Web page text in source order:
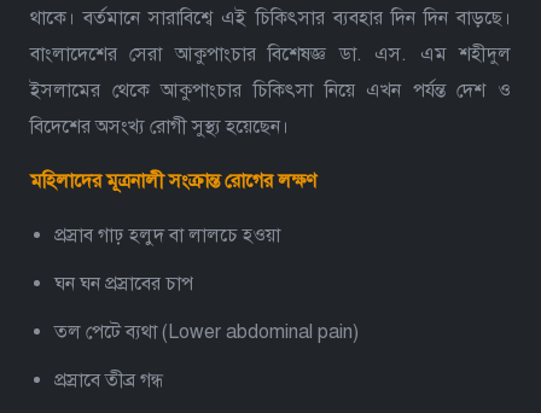
থাকে। বর্তমানে সারাবিশ্বে এই চিকিৎসার ব্যবহার দিন দিন বাড়ছে।
বাংলাদেশের সেরা আকুপাংচার বিশেষজ্ঞ ডা. এস. এম শহীদুল
ইসলামের থেকে আকুপাংচার চিকিৎসা নিয়ে এখন পর্যন্ত দেশ ও
বিদেশের অসংখ্য রোগী সুস্থ্য হয়েছেন।
মহিলাদের মূত্রনালী সংক্রান্ত রোগের লক্ষণ
প্রস্রাব গাঢ় হলুদ বা লালচে হওয়া
ঘন ঘন প্রস্রাবের চাপ
তল পেটে ব্যথা (Lower abdominal pain)
প্রস্রাবে তীব্র গন্ধ